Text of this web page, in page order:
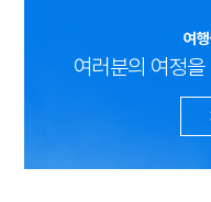
여
여러분의 여정